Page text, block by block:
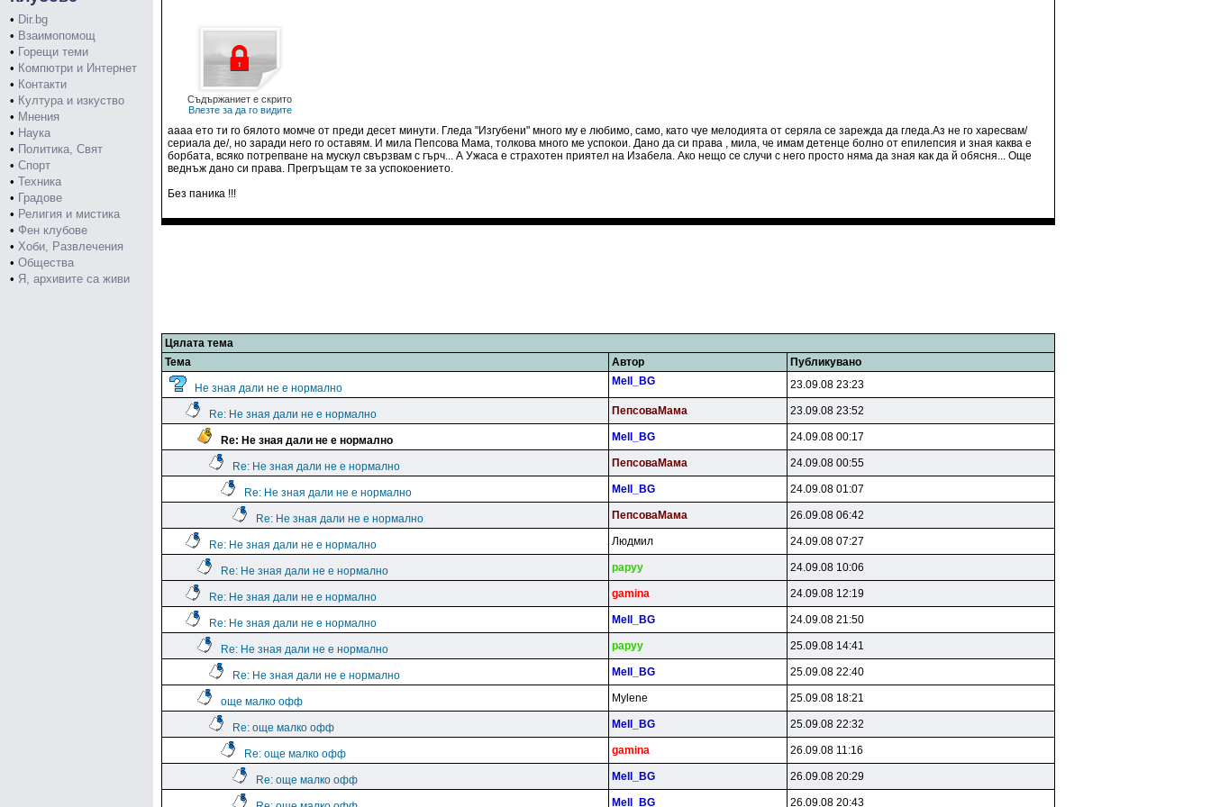
• Dir.bg
• Взаимопомощ
• Горещи теми
• Компютри и Интернет
• Контакти
• Култура и изкуство
• Мнения
• Наука
• Политика, Свят
• Спорт
• Техника
• Градове
• Религия и мистика
• Фен клубове
• Хоби, Развлечения
• Общества
• Я, архивите са живи
Съдържаниет е скрито
Влезте за да го видите
аааа ето ти го бялото момче от преди десет минути. Гледа "Изгубени" много му е любимо, само, като чуе мелодията от серяла се зарежда да гледа.Аз не го харесвам/
сериала де/, но заради него го оставям. И мила Пепсова Мама, толкова много ме успокои. Дано да си права , мила, че имам детенце болно от епилепсия и зная каква е
борбата, всяко потрепване на мускул свързвам с гърч... А Ужаса е страхотен приятел на Изабела. Ако нещо се случи с него просто няма да зная как да й обясня... Още
веднъж дано си права. Прегръщам те за успокоението.
Без паника !!!
Цялата тема
Тема
Автор Публикувано
Не зная дали не е нормално
Mell_BG 23.09.08 23:23
Re: Не зная дали не е нормално ПeпcoвaMaмa 23.09.08 23:52
Re: Не зная дали не е нормално Mell_BG 24.09.08 00:17
Re: Не зная дали не е нормално ПeпcoвaMaмa 24.09.08 00:55
Re: Не зная дали не е нормално Mell_BG 24.09.08 01:07
Re: Не зная дали не е нормално ПeпcoвaMaмa 26.09.08 06:42
Re: Не зная дали не е нормално Людмил 24.09.08 07:27
Re: Не зная дали не е нормално papyy 24.09.08 10:06
Re: Не зная дали не е нормално gamina 24.09.08 12:19
Re: Не зная дали не е нормално Mell_BG 24.09.08 21:50
Re: Не зная дали не е нормално papyy 25.09.08 14:41
Re: Не зная дали не е нормално Mell_BG 25.09.08 22:40
още малко офф Mylene 25.09.08 18:21
Re: още малко офф Mell_BG 25.09.08 22:32
Re: още малко офф gamina 26.09.08 11:16
Re: още малко офф Mell_BG 26.09.08 20:29
Mell_BG 26.09.08 20:43